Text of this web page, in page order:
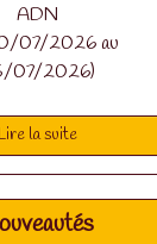
ADN
07/2026 au
07/2026)
Lire la suite